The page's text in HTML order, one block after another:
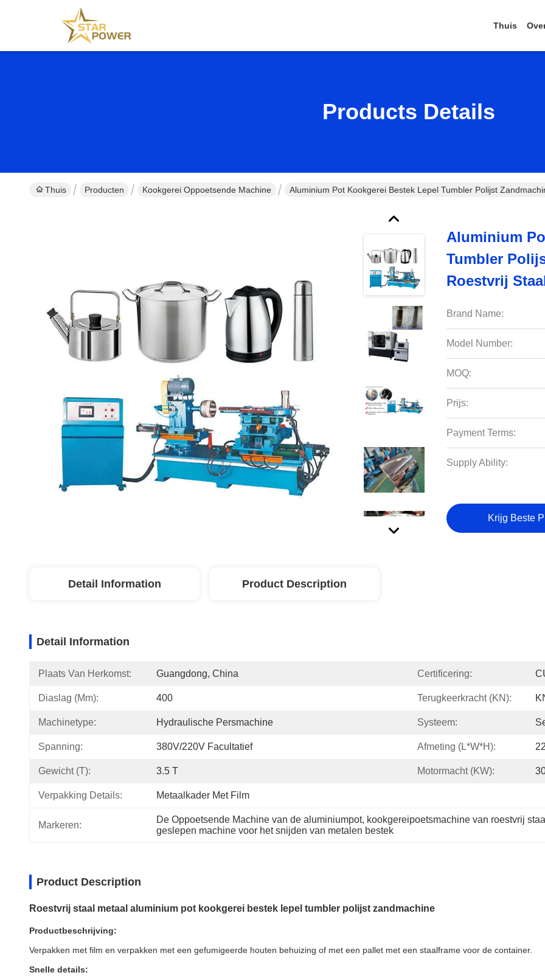
Thuis
Products Details
Thuis Producten Kookgerei Oppoetsende Machine Aluminium Pot Kookgerei Bestek Lepel Tumbler Polijst
Aluminium
Tumbler
Roestvrij
Brand Name:
Model Number:
MOQ:
Prijs:
Payment Terms:
Supply Ability:
Krijg Beste
Detail Information Product Description
Detail Information
Plaats Van Herkomst: Guangdong, China Certificering:
Diaslag (mm): 400 Terugkeerkracht (kN):
Machinetype: Hydraulische Persmachine Systeem:
Spanning: 380V/220V Facultatief Afmeting (L*W*H):
Gewicht (t): 3.5 T Motormacht (kW):
Verpakking Details: Metaalkader Met Film
Markeren:
De Oppoetsende Machine van de aluminiumpot, kookgereipoetsmachine van roestvrij staal
geslepen machine voor het snijden van metalen bestek
Product Description
Roestvrij staal metaal aluminium pot kookgerei bestek lepel tumbler polijst zandmachine
Productbeschrijving:
Verpakken met film en verpakken met een gefumigeerde houten behuizing of met een pallet met een staalframe voor de container.
Snelle details: